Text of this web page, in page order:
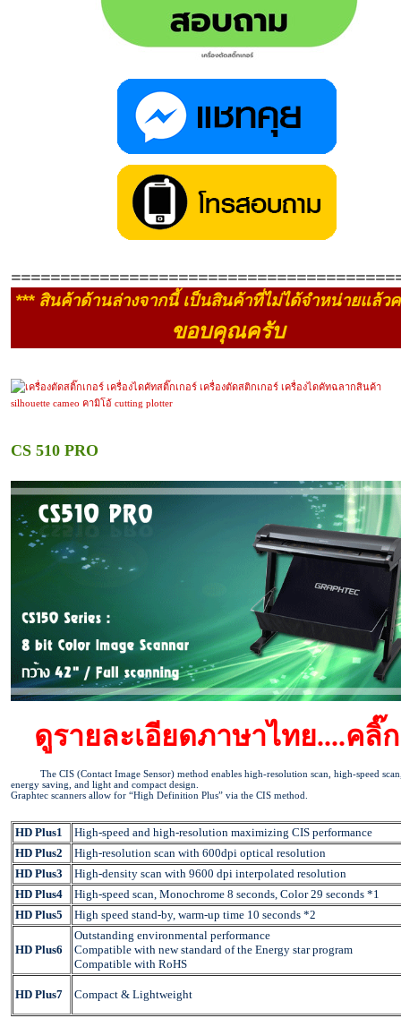
*** สินค้าด้านล่างจากนี้ เป็นสินค้าที่ไม่ได้จำหน่ายแล้ว
ขอบคุณครับ
CS 510 PRO
ดูรายละเอียดภาษาไทย....คลิ๊ก
The CIS (Contact Image Sensor) method enables high-resolution scan, high-speed
energy saving, and light and compact design.
Graphtec scanners allow for “High Definition Plus” via the CIS method.
HD Plus1
High-speed and high-resolution maximizing CIS performance
HD Plus2
High-resolution scan with 600dpi optical resolution
HD Plus3
High-density scan with 9600 dpi interpolated resolution
HD Plus4
High-speed scan, Monochrome 8 seconds, Color 29 seconds *1
HD Plus5
High speed stand-by, warm-up time 10 seconds *2
HD Plus6
Outstanding environmental performance
Compatible with new standard of the Energy star program
Compatible with RoHS
HD Plus7 Compact & Lightweight